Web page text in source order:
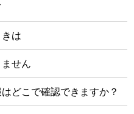
は
せん
どこで確認できますか？